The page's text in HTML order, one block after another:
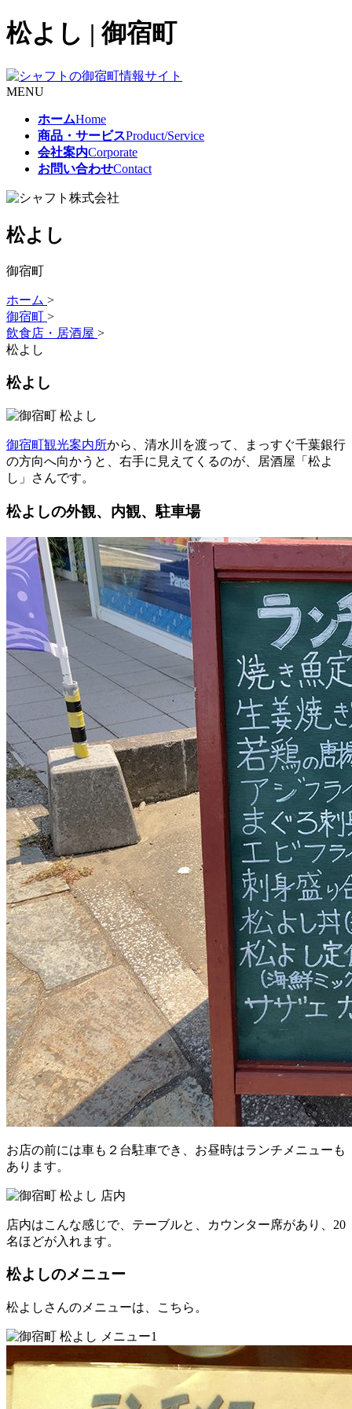
松よし | 御宿町
MENU
ホームHome
商品・サービスProduct/Service
会社案内Corporate
お問い合わせContact
松よし
御宿町
ホーム >
御宿町 >
飲食店・居酒屋 >
松よし
松よし
御宿町観光案内所から、清水川を渡って、まっすぐ千葉銀行
の方向へ向かうと、右手に見えてくるのが、居酒屋「松よ
し」さんです。
松よしの外観、内観、駐車場
お店の前には車も２台駐車でき、お昼時はランチメニューも
あります。
店内はこんな感じで、テーブルと、カウンター席があり、20
名ほどが入れます。
松よしのメニュー
松よしさんのメニューは、こちら。